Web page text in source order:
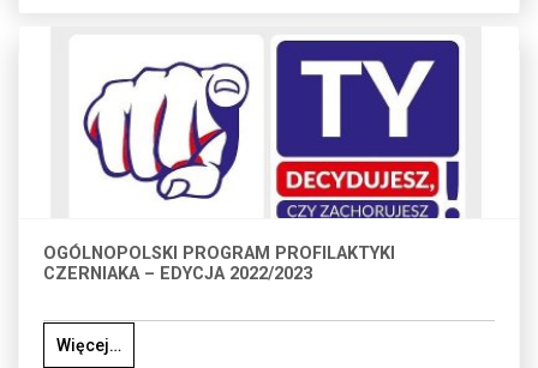
OGÓLNOPOLSKI PROGRAM PROFILAKTYKI
CZERNIAKA – EDYCJA 2022/2023
Więcej…